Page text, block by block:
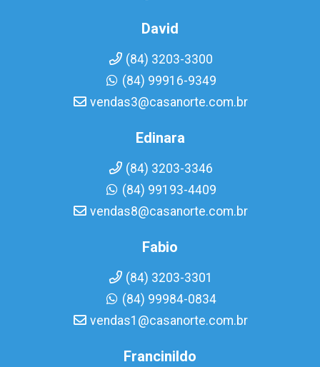
David
(84) 3203-3300
(84) 99916-9349
vendas3@casanorte.com.br
Edinara
(84) 3203-3346
(84) 99193-4409
vendas8@casanorte.com.br
Fabio
(84) 3203-3301
(84) 99984-0834
vendas1@casanorte.com.br
Francinildo